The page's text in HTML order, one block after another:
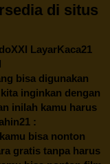
di situs
LayarKaca21
bisa digunakan
inginkan dengan
inilah kamu harus
:
kamu bisa nonton
gratis tanpa harus